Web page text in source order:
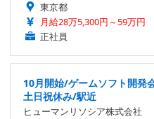
東京都
月給28万5,300円～59万円
正社員
10月開始/ゲームソフト開発
土日祝休み/駅近
ヒューマンリソシア株式会社